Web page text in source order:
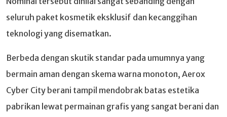
seluruh paket kosmetik eksklusif dan kecanggihan
teknologi yang disematkan.
Berbeda dengan skutik standar pada umumnya yang
bermain aman dengan skema warna monoton, Aerox
Cyber City berani tampil mendobrak batas estetika
pabrikan lewat permainan grafis yang sangat berani dan